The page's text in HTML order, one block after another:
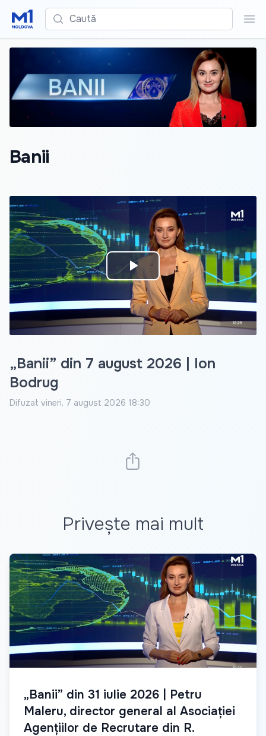
Caută
Banii
Play
Video
„Banii” din 7 august 2026 | Ion
Bodrug
Difuzat vineri, 7 august 2026 18:30
Privește mai mult
„Banii” din 31 iulie 2026 | Petru
Maleru, director general al Asociației
Agențiilor de Recrutare din R.